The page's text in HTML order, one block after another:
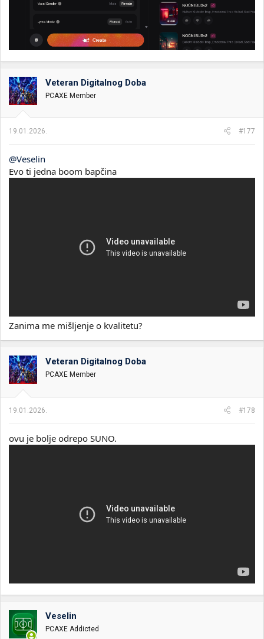
Veteran Digitalnog Doba
PCAXE Member
19.01.2026. #177
@Veselin
Evo ti jedna boom bapčina
Zanima me mišljenje o kvalitetu?
Veteran Digitalnog Doba
PCAXE Member
19.01.2026. #178
ovu je bolje odrepo SUNO.
Veselin
PCAXE Addicted